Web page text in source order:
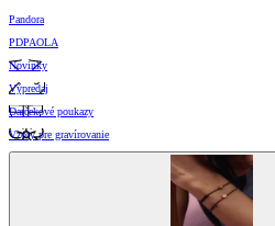
Pandora
PDPAOLA
Novinky
Výpredaj
Darčekové poukazy
Vzory pre gravírovanie